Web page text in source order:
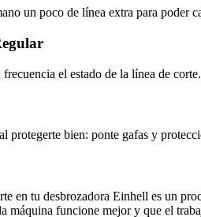
un poco de línea extra para poder
el estado de la línea de
protegerte bien: ponte gafas y
en tu desbrozadora Einhell es un
máquina funcione mejor y que el